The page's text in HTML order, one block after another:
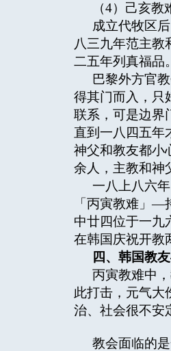
（4）己亥
成立代牧区
八三九年范主教
二五年列真福品。
巴黎外方官
得其门而入，只
联系，可是边界
直到一八四五年
神父和教友都小
余人，主教和神
一八上八六
「丙寅教难」
中廿四位于一九
在韩国庆祝开教
四、韩国教
丙寅教难中
此打击，元气大
治、社会很不安
教会面临的